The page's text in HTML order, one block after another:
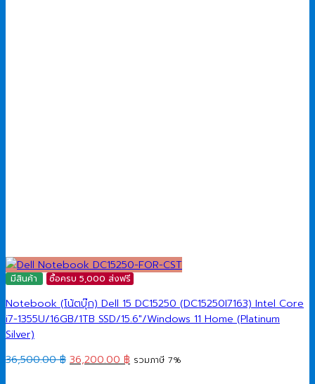
มีสินค้า ซื้อครบ 5,000 ส่งฟรี
Notebook (โน้ตบุ๊ก) Dell 15 DC15250 (DC15250I7163) Intel Core
i7-1355U/16GB/1TB SSD/15.6″/Windows 11 Home (Platinum
Silver)
36,500.00฿ Original
36,200.00 ฿ Current
รวมภาษี 7%